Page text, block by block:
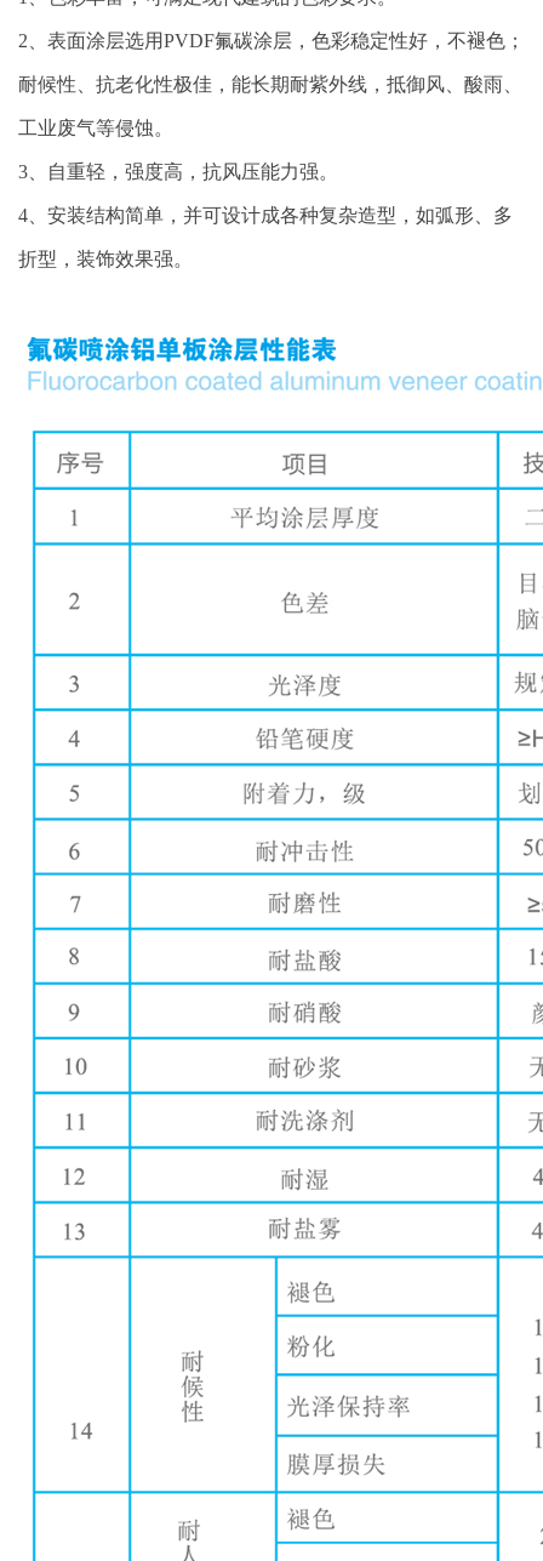
2、表面涂层选用PVDF氟碳涂层，色彩稳定性好，不褪色；
耐候性、抗老化性极佳，能长期耐紫外线，抵御风、酸雨、
工业废气等侵蚀。
3、自重轻，强度高，抗风压能力强。
4、安装结构简单，并可设计成各种复杂造型，如弧形、多
折型，装饰效果强。